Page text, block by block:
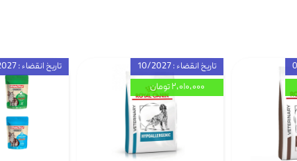
تاریخ انقضاء : 03/2027
تاریخ انقضاء : 10/2027
۲,۰۱۰,۰۰۰ تومان